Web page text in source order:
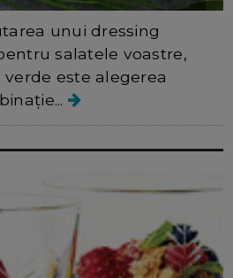
unui dressing
salatele voastre,
este alegerea